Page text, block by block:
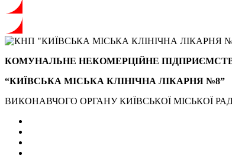
КОМУНАЛЬНЕ НЕКОМЕРЦІЙНЕ
“КИЇВСЬКА МІСЬКА КЛІНІЧНА ЛІКАРНЯ №8”
ВИКОНАВЧОГО ОРГАНУ КИЇВСЬКОЇ МІСЬКОЇ